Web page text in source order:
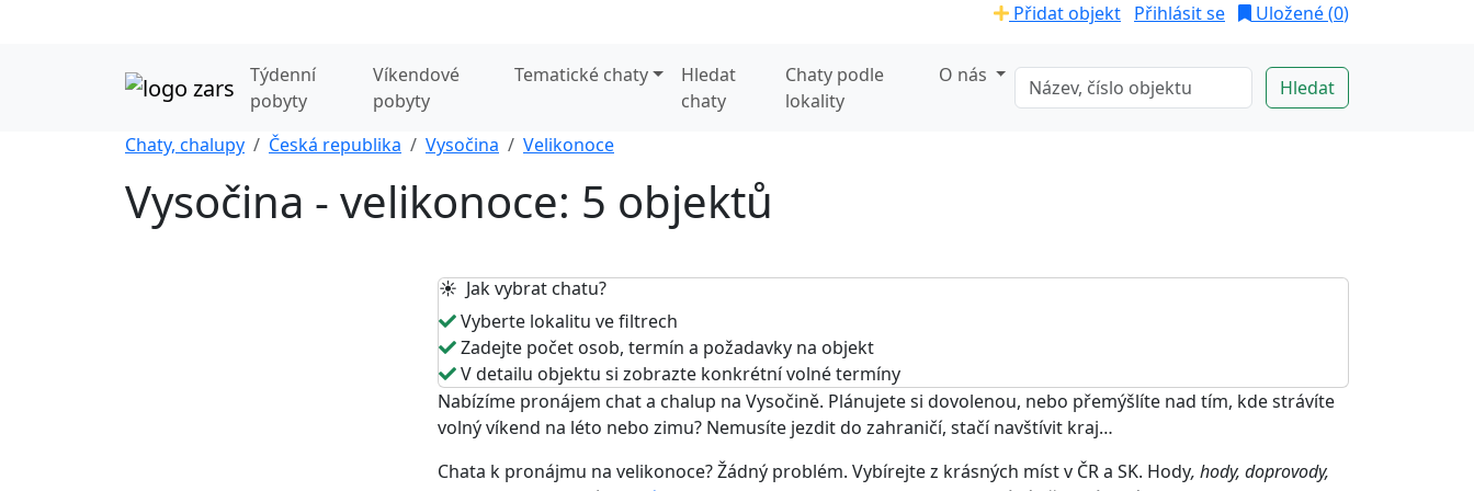
Přidat objekt Přihlásit se Uložené (0)
Týdenní
pobyty
Víkendové
pobyty
Tematické chaty
Hledat
chaty
Chaty podle
lokality
O nás
Chaty, chalupy Česká republika Vysočina Velikonoce
Vysočina - velikonoce: 5 objektů
☀️ Jak vybrat chatu?
Vyberte lokalitu ve filtrech
Zadejte počet osob, termín a požadavky na objekt
V detailu objektu si zobrazte konkrétní volné termíny
Nabízíme pronájem chat a chalup na Vysočině. Plánujete si dovolenou, nebo přemýšlíte nad tím, kde strávíte
volný víkend na léto nebo zimu? Nemusíte jezdit do zahraničí, stačí navštívit kraj…
Chata k pronájmu na velikonoce? Žádný problém. Vybírejte z krásných míst v ČR a SK. Hody, hody, doprovody,